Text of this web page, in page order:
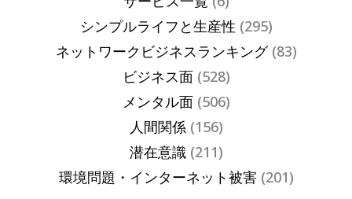
シンプルライフと生産性 (295)
ネットワークビジネスランキング(83)
ビジネス面(528)
メンタル面(506)
人間関係 (156)
潜在意識(211)
環境問題・インターネット被害(201)